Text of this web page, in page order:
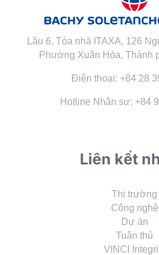
Lầu 6, Tòa nhà ITAXA, 126
Phường Xuân Hòa, Thành
Điện thoại: +84 28
Hotline Nhân sự: +84
Liên kết
Thị trường
Công nghệ
Dự án
Tuân thủ
VINCI